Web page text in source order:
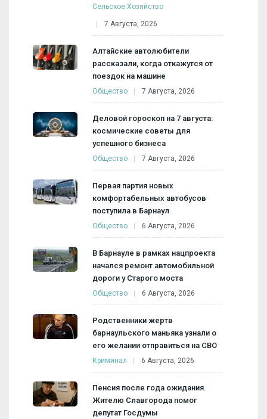
Сельское Хозяйство
7 Августа, 2026
Алтайские автолюбители
рассказали, когда откажутся от
поездок на машине
Общество 7 Августа, 2026
Деловой гороскоп на 7 августа:
космические советы для
успешного бизнеса
Общество 7 Августа, 2026
Первая партия новых
комфортабельных автобусов
поступила в Барнаул
Общество 6 Августа, 2026
В Барнауле в рамках нацпроекта
начался ремонт автомобильной
дороги у Старого моста
Общество 6 Августа, 2026
Родственники жертв
барнаульского маньяка узнали о
его желании отправиться на СВО
Криминал 6 Августа, 2026
Пенсия после года ожидания.
Жителю Славгорода помог
депутат Госдумы